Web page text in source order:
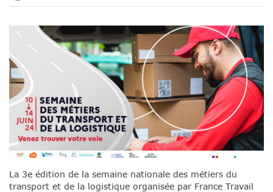
La 3e édition de la semaine nationale des métiers du
transport et de la logistique organisée par France Travail